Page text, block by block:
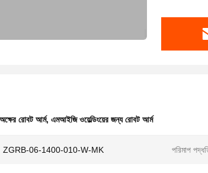
রোবট আর্ম, এমআইজি ওয়েল্ডিংয়ের জন্য রোবট আর্ম
ZGRB-06-1400-010-W-MK পরিমাপ